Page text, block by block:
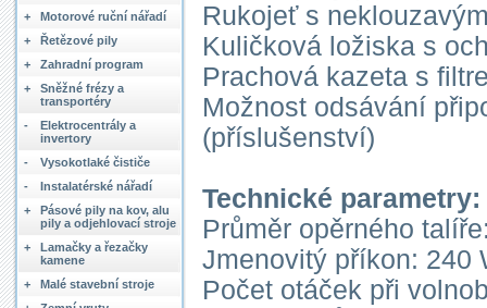
Rukojeť s
Kuličková ložiska s
Prachová kazeta s
Možnost odsávání
(příslušenství)
Technické parametry:
Průměr opěrného
Jmenovitý příkon: 240
Počet otáček při
+
Motorové ruční nářadí
+
Řetězové pily
+
Zahradní program
+
Sněžné frézy a
transportéry
-
Elektrocentrály a
invertory
-
Vysokotlaké čističe
-
Instalatérské nářadí
+
Pásové pily na kov, alu
pily a odjehlovací stroje
+
Lamačky a řezačky
kamene
+
Malé stavební stroje